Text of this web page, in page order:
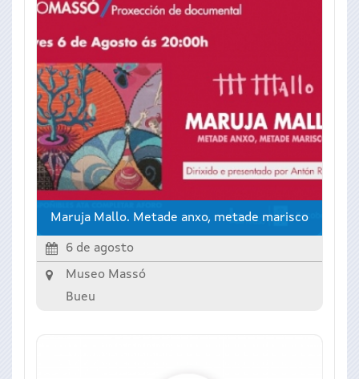
Maruja Mallo. Metade anxo, metade marisco
6 de agosto
Museo Massó
Bueu